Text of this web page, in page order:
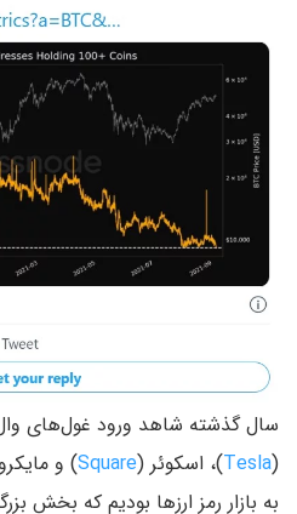
سال گذشته شاهد ورود غول‌های
(
Tesla)، اسکوئر (Square) و
به بازار رمز ارزها بودیم که بخش